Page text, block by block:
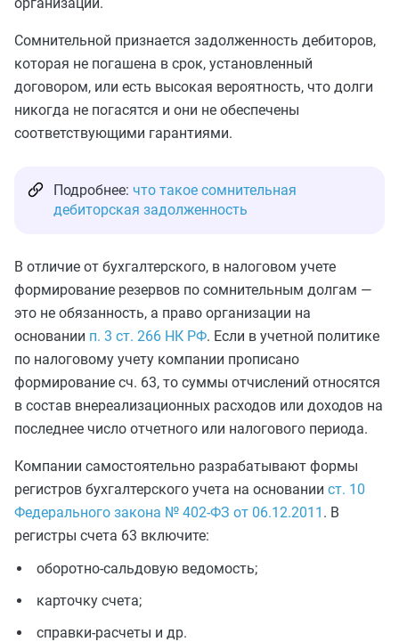
Сомнительной признается задолженность дебиторов,
которая не погашена в срок, установленный
договором, или есть высокая вероятность, что долги
никогда не погасятся и они не обеспечены
соответствующими гарантиями.
Подробнее: что такое сомнительная
дебиторская задолженность
В отличие от бухгалтерского, в налоговом учете
формирование резервов по сомнительным долгам —
это не обязанность, а право организации на
основании п. 3 ст. 266 НК РФ. Если в учетной политике
по налоговому учету компании прописано
формирование сч. 63, то суммы отчислений относятся
в состав внереализационных расходов или доходов на
последнее число отчетного или налогового периода.
Компании самостоятельно разрабатывают формы
регистров бухгалтерского учета на основании ст. 10
Федерального закона № 402-ФЗ от 06.12.2011 . В
регистры счета 63 включите:
оборотно-сальдовую ведомость;
карточку счета;
справки-расчеты и др.